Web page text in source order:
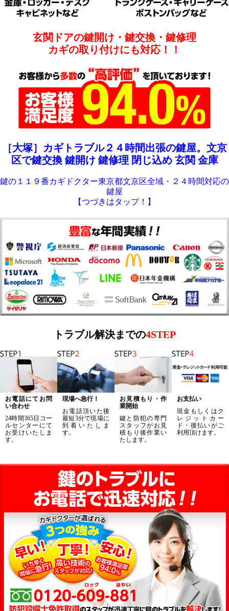
玄関ドアの鍵開け・鍵交換・鍵修理
カギの取り付けにも対応！！
［大塚］カギトラブル２４時間出張の鍵屋。文京
区で鍵交換 鍵開け 鍵修理 閉じ込め 玄関 金庫
鍵の１１９番カギドクター東京都文京区全域・２４時間対応の
鍵屋
【つづきはタップ！】
トラブル解決までの4STEP
お電話にてお問
い合わせ
24時間365日コー
ルセンターにて
お受けいたしま
す。
現場へ急行！
お電話頂いた後
最短3分で現場に
到着いたしま
す。
お見積もり・作
業開始
鍵と防犯の専門
スタッフがお見
積もり後作業い
たします。
お支払い
現金もしくはク
レジットカー
ド・後払いがご
利用頂けます。